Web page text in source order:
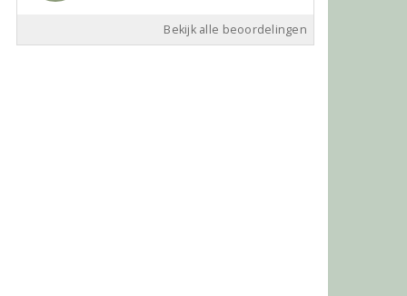
Bekijk alle beoordelingen